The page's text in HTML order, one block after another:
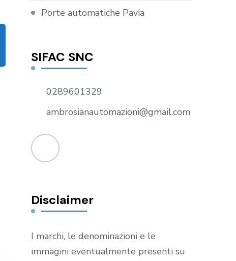
Porte automatiche Pavia
SIFAC SNC
0289601329
ambrosianautomazioni@gmail.com
Disclaimer
I marchi, le denominazioni e le
immagini eventualmente presenti su